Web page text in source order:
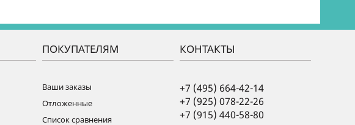
ПОКУПАТЕЛЯМ
Ваши заказы
Отложенные
Список сравнения
КОНТАКТЫ
+7 (495) 664-42-14
+7 (925) 078-22-26
+7 (915) 440-58-80